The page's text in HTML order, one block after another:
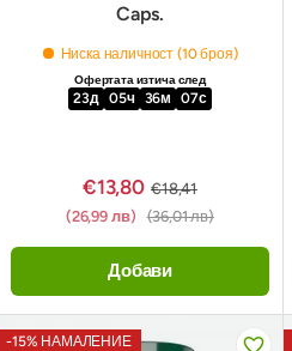
Caps.
Ниска наличност (10 броя)
Офертата изтича след
23д 05ч 36м 06с
€13,80 €18,41
(26,99 лв) (36,01 лв)
Добави
-15% НАМАЛЕНИЕ